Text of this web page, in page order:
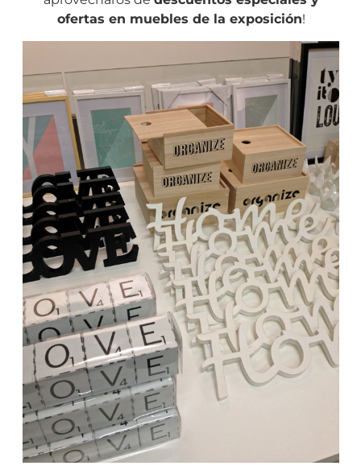
ofertas en muebles de la exposición!